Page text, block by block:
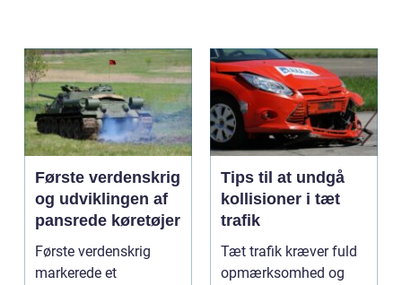
Første verdenskrig
og udviklingen af
pansrede køretøjer
Første verdenskrig
markerede et
Tips til at undgå
kollisioner i tæt
trafik
Tæt trafik kræver fuld
opmærksomhed og